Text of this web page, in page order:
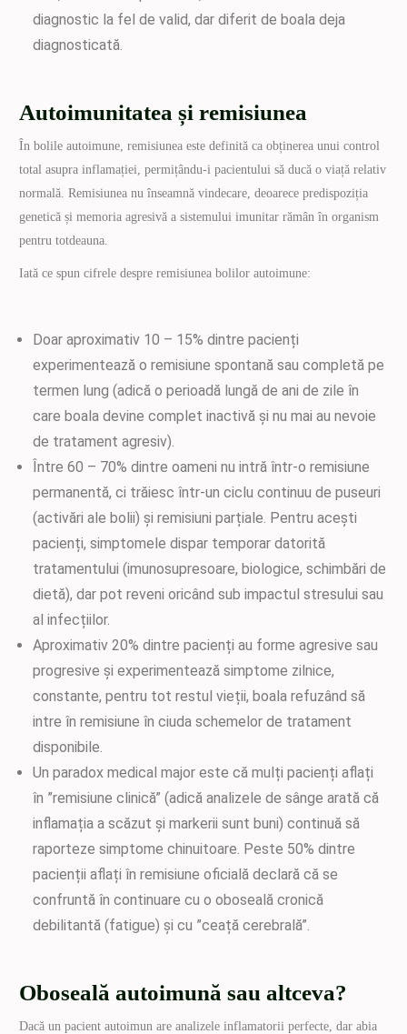
diagnostic la fel de valid, dar diferit de boala deja
diagnosticată.
Autoimunitatea și remisiunea
În bolile autoimune, remisiunea este definită ca obținerea unui control
total asupra inflamației, permițându-i pacientului să ducă o viață relativ
normală. Remisiunea nu înseamnă vindecare, deoarece predispoziția
genetică și memoria agresivă a sistemului imunitar rămân în organism
pentru totdeauna.
Iată ce spun cifrele despre remisiunea bolilor autoimune:
Doar aproximativ 10 – 15% dintre pacienți
experimentează o remisiune spontană sau completă pe
termen lung (adică o perioadă lungă de ani de zile în
care boala devine complet inactivă și nu mai au nevoie
de tratament agresiv).
Între 60 – 70% dintre oameni nu intră într-o remisiune
permanentă, ci trăiesc într-un ciclu continuu de puseuri
(activări ale bolii) și remisiuni parțiale. Pentru acești
pacienți, simptomele dispar temporar datorită
tratamentului (imunosupresoare, biologice, schimbări de
dietă), dar pot reveni oricând sub impactul stresului sau
al infecțiilor.
Aproximativ 20% dintre pacienți au forme agresive sau
progresive și experimentează simptome zilnice,
constante, pentru tot restul vieții, boala refuzând să
intre în remisiune în ciuda schemelor de tratament
disponibile.
Un paradox medical major este că mulți pacienți aflați
în ”remisiune clinică” (adică analizele de sânge arată că
inflamația a scăzut și markerii sunt buni) continuă să
raporteze simptome chinuitoare. Peste 50% dintre
pacienții aflați în remisiune oficială declară că se
confruntă în continuare cu o oboseală cronică
debilitantă (fatigue) și cu ”ceață cerebrală”.
Oboseală autoimună sau altceva?
Dacă un pacient autoimun are analizele inflamatorii perfecte, dar abia